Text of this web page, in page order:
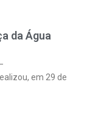
da Água
em 29 de